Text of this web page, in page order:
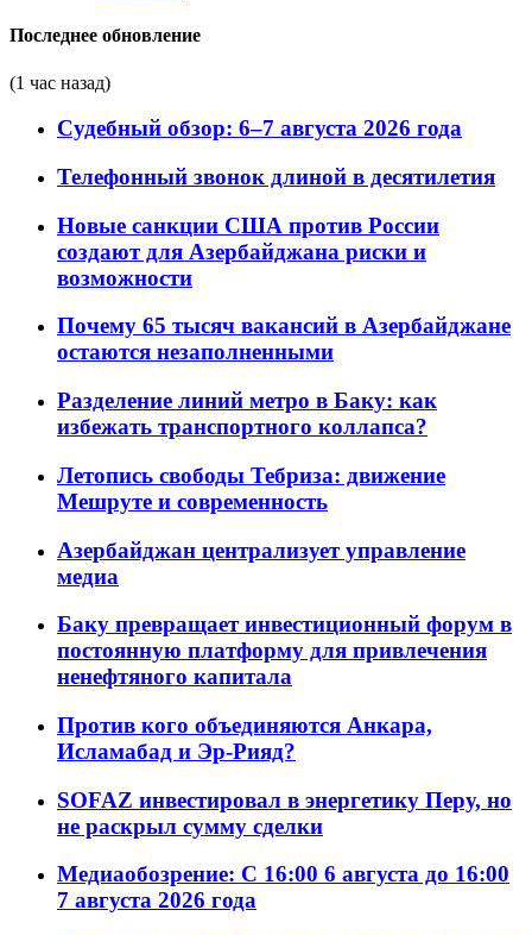
Последнее обновление
(1 час назад)
Судебный обзор: 6–7 августа 2026 года
Телефонный звонок длиной в десятилетия
Новые санкции США против России
создают для Азербайджана риски и
возможности
Почему 65 тысяч вакансий в Азербайджане
остаются незаполненными
Разделение линий метро в Баку: как
избежать транспортного коллапса?
Летопись свободы Тебриза: движение
Мешруте и современность
Азербайджан централизует управление
медиа
Баку превращает инвестиционный форум в
постоянную платформу для привлечения
ненефтяного капитала
Против кого объединяются Анкара,
Исламабад и Эр-Рияд?
SOFAZ инвестировал в энергетику Перу, но
не раскрыл сумму сделки
Медиаобозрение: С 16:00 6 августа до 16:00
7 августа 2026 года